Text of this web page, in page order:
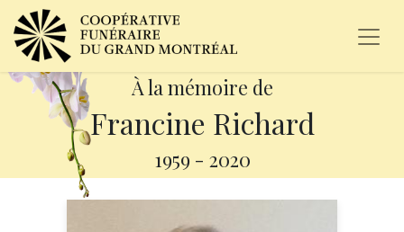
À la mémoire de
Francine Richard
1959 - 2020